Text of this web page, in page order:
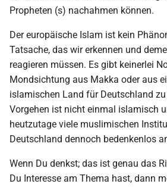
2005
2004
2003
2002
2001
Propheten (s) nachahmen können.
Der europäische Islam ist kein
Tatsache, das wir erkennen und
reagieren müssen. Es gibt keinerlei
Mondsichtung aus Makka oder aus
islamischen Land für Deutschland
Vorgehen ist nicht einmal islamisch
heutzutage viele muslimischen
Deutschland dennoch bedenkenlos
Wenn Du denkst; das ist genau das
Du Interesse am Thema hast, dann